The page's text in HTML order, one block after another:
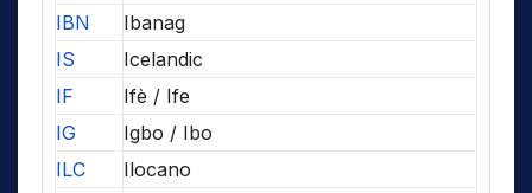
IBN
Ibanag
IS
Icelandic
IF
Ifè / Ife
IG
Igbo / Ibo
ILC
Ilocano